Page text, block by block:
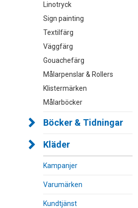
Linotryck
Sign painting
Textilfärg
Väggfärg
Gouachefärg
Målarpenslar & Rollers
Klistermärken
Målarböcker
Böcker & Tidningar
Kläder
Kampanjer
Varumärken
Kundtjänst